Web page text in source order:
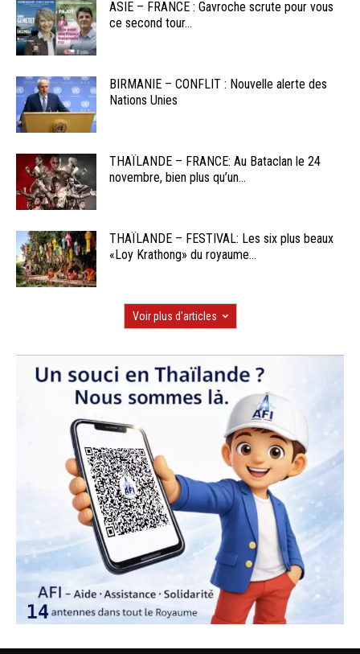
ASIE – FRANCE : Gavroche scrute pour vous
ce second tour...
BIRMANIE – CONFLIT : Nouvelle alerte des
Nations Unies
THAÏLANDE – FRANCE: Au Bataclan le 24
novembre, bien plus qu’un...
THAÏLANDE – FESTIVAL: Les six plus beaux
«Loy Krathong» du royaume...
Voir plus d'articles